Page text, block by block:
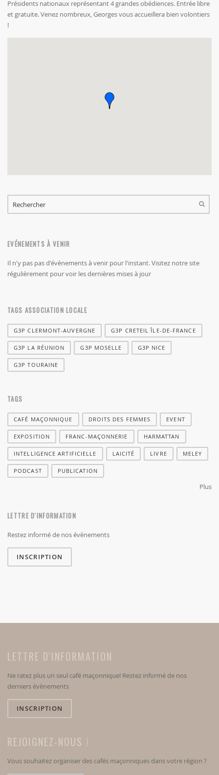
Présidents nationaux représentant 4 grandes obédiences. Entrée libre
et gratuite. Venez nombreux, Georges vous accueillera bien volontiers
!
FORMULAIRE DE RECHERCHE
EVÉNEMENTS À VENIR
Il n'y pas pas d'évènements à venir pour l'instant. Visitez notre site
régulièrement pour voir les dernières mises à jour
TAGS ASSOCIATION LOCALE
G3P CLERMONT-AUVERGNE G3P CRETEIL ÎLE-DE-FRANCE
G3P LA RÉUNION G3P MOSELLE G3P NICE
G3P TOURAINE
TAGS
CAFÉ MAÇONNIQUE DROITS DES FEMMES EVENT
EXPOSITION FRANC-MAÇONNERIE HARMATTAN
INTELLIGENCE ARTIFICIELLE LAICITÉ LIVRE MELEY
PODCAST PUBLICATION
Plus
LETTRE D'INFORMATION
Restez informé de nos évènements
INSCRIPTION
LETTRE D'INFORMATION
Ne ratez plus un seul café maçonnique! Restez informé de nos
derniers évènements
INSCRIPTION
REJOIGNEZ-NOUS !
Vous souhaitez organiser des cafés maçonniques dans votre région ?